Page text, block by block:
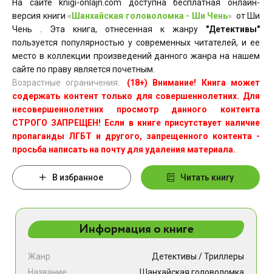
На сайте knigi-onlajn.com доступна бесплатная онлайн-
версия книги « Шанхайская головоломка - Ши Чень» от Ши
Чень . Эта книга, отнесенная к жанру "Детективы"
пользуется популярностью у современных читателей, и ее
место в коллекции произведений данного жанра на нашем
сайте по праву является почетным.
Возрастные ограничения:
(18+) Внимание! Книга может
содержать контент только для совершеннолетних. Для
несовершеннолетних просмотр данного контента
СТРОГО ЗАПРЕЩЕН! Если в книге присутствует наличие
пропаганды ЛГБТ и другого, запрещенного контента -
просьба написать на почту для удаления материала.
В избранное Читать книгу
Информация о книге
Жанр Детективы /Триллеры